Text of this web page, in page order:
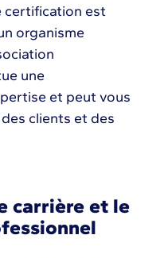
certification est
organisme
une
et peut vous
clients et des
carrière et le